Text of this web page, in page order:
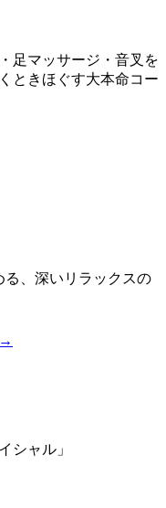
足マッサージ・音叉を
ときほぐす大本命コー
、深いリラックスの
シャル」